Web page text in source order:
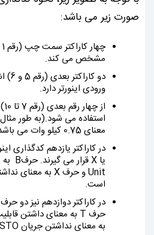
صورت زیر می باشد:
مشخص می کند.
دو
ورودی اینورتر دارد.
معنای 0.75 کیلو وات می باشد.)
است.
به معنای نداشتن جریان STO است.